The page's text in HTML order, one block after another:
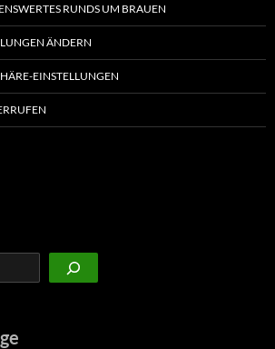
RUNDS UM BRAUEN
ÄNDERN
EINSTELLUNGEN